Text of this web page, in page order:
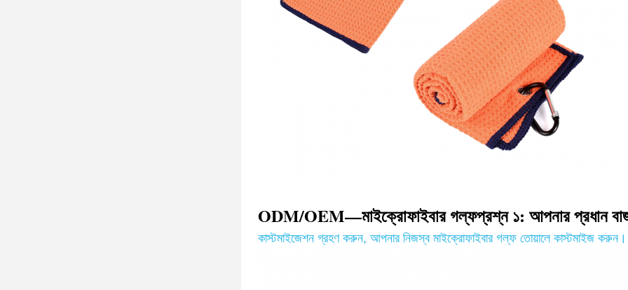
ODM/OEM—মাইক্রোফাইবার গল্ফপ্রশ্ন ১: আপনার প্রধান
কাস্টমাইজেশন গ্রহণ করুন, আপনার নিজস্ব মাইক্রোফাইবার গল্ফ তোয়ালে কাস্টমাইজ করুন।